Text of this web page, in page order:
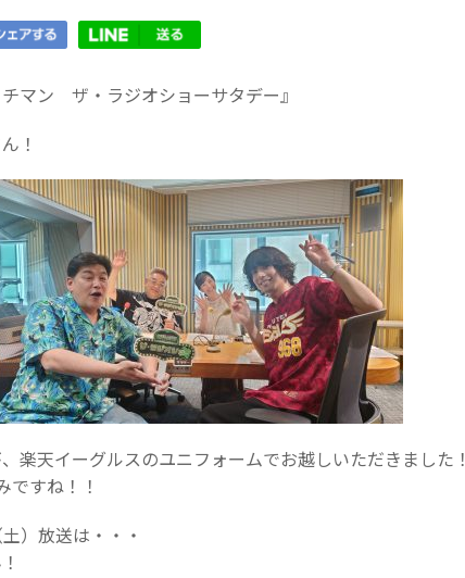
マン ザ・ラジオショーサタデー』
！
楽天イーグルスのユニフォームでお越しいただきました！
ですね！！
）放送は・・・